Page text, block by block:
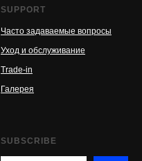
SUPPORT
Часто задаваемые вопросы
Уход и обслуживание
Trade-in
Галерея
SUBSCRIBE